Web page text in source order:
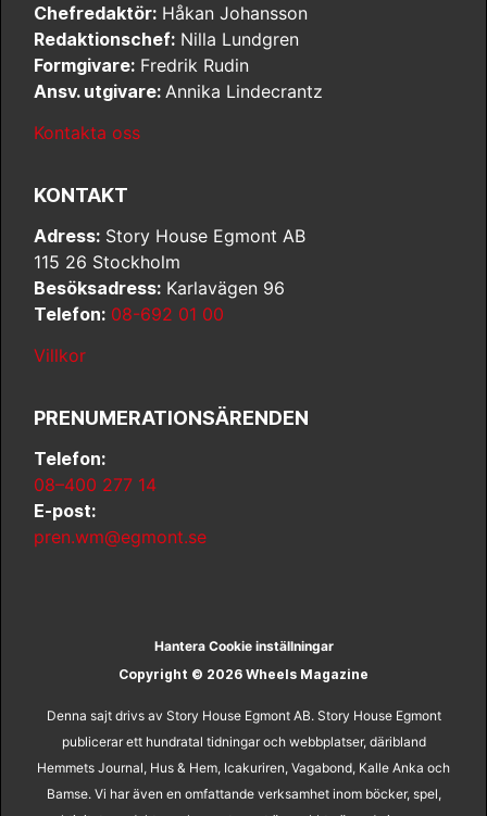
Chefredaktör: Håkan Johansson
Redaktionschef: Nilla Lundgren
Formgivare: Fredrik Rudin
Ansv. utgivare: Annika Lindecrantz
Kontakta oss
KONTAKT
Adress: Story House Egmont AB
115 26 Stockholm
Besöksadress: Karlavägen 96
Telefon: 08-692 01 00
Villkor
PRENUMERATIONSÄRENDEN
Telefon:
08–400 277 14
E-post:
pren.wm@egmont.se
Hantera Cookie inställningar
Copyright © 2026 Wheels Magazine
Denna sajt drivs av Story House Egmont AB. Story House Egmont
publicerar ett hundratal tidningar och webbplatser, däribland
Hemmets Journal, Hus & Hem, Icakuriren, Vagabond, Kalle Anka och
Bamse. Vi har även en omfattande verksamhet inom böcker, spel,